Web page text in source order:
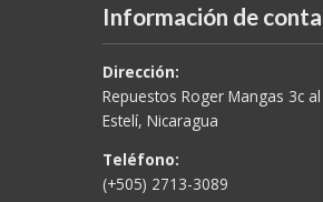
Información de
Dirección:
Repuestos Roger Mangas 3c
Estelí, Nicaragua
Teléfono:
(+505) 2713-3089